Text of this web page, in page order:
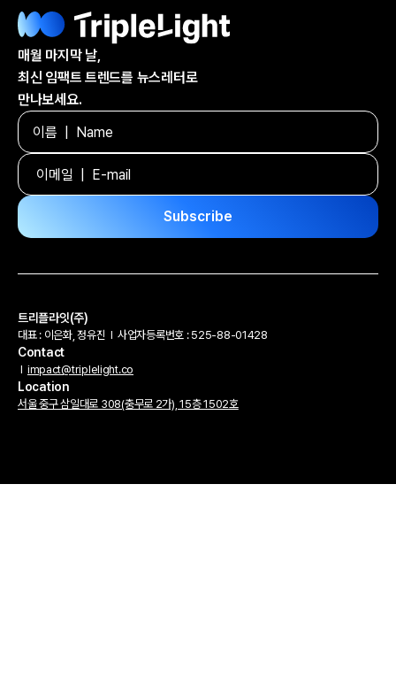
매월 마지막 날,
최신 임팩트 트렌드를 뉴스레터로
만나보세요.
트리플라잇(주)
대표 : 이은화, 정유진 l 사업자등록번호 : 525-88-01428
Contact
l impact@triplelight.co
Location
서울 중구 삼일대로 308(충무로 2가), 15층 1502호